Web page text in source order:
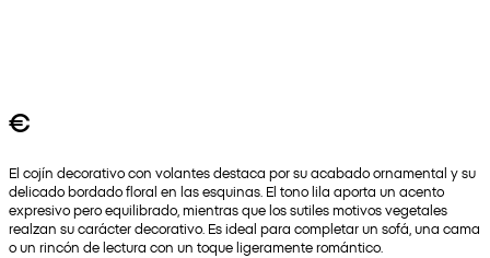
€
El cojín decorativo con volantes destaca por su acabado ornamental y su
delicado bordado floral en las esquinas. El tono lila aporta un acento
expresivo pero equilibrado, mientras que los sutiles motivos vegetales
realzan su carácter decorativo. Es ideal para completar un sofá, una cama
o un rincón de lectura con un toque ligeramente romántico.